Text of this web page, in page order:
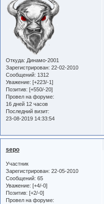
Откуда: Динамо-2001
Зарегистрирован: 22-02-2010
Сообщений: 1312
Уважение: [+223/-1]
Позитив: [+550/-20]
Провел на форуме:
16 дней 12 часов
Последний визит:
23-08-2019 14:33:54
sepo
Участник
Зарегистрирован: 22-05-2010
Сообщений: 65
Уважение: [+4/-0]
Позитив: [+2/-0]
Провел на форуме: